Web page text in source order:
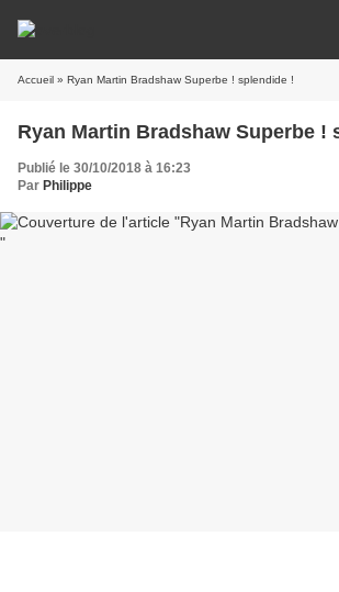
Accueil » Ryan Martin Bradshaw Superbe ! splendide !
Ryan Martin Bradshaw Superbe !
Publié le 30/10/2018 à 16:23
Par Philippe